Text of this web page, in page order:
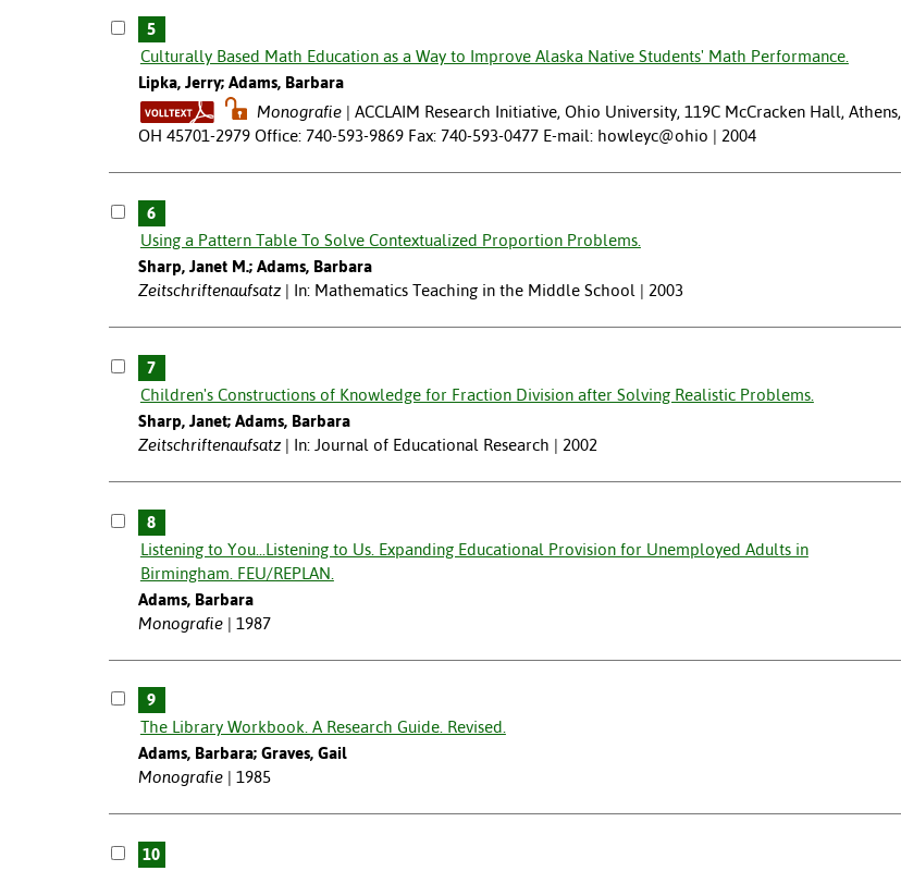
5
Culturally Based Math Education as a Way to Improve Alaska Native Students' Math Performance.
Lipka, Jerry; Adams, Barbara
Monografie
ACCLAIM Research Initiative, Ohio University, 119C McCracken Hall, Athens,
OH 45701-2979 Office: 740-593-9869 Fax: 740-593-0477 E-mail: howleyc@ohio | 2004
6
Using a Pattern Table To Solve Contextualized Proportion Problems.
Sharp, Janet M.; Adams, Barbara
Zeitschriftenaufsatz
In: Mathematics Teaching in the Middle School | 2003
7
Children's Constructions of Knowledge for Fraction Division after Solving Realistic Problems.
Sharp, Janet; Adams, Barbara
Zeitschriftenaufsatz
In: Journal of Educational Research | 2002
8
Listening to You...Listening to Us. Expanding Educational Provision for Unemployed Adults in
Birmingham. FEU/REPLAN.
Adams, Barbara
Monografie
1987
9
The Library Workbook. A Research Guide. Revised.
Adams, Barbara; Graves, Gail
Monografie
1985
10